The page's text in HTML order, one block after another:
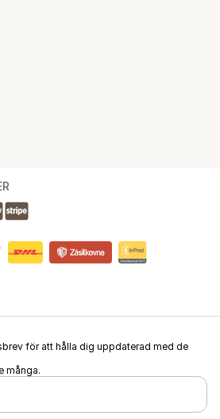
för att hålla dig uppdaterad med de
många.